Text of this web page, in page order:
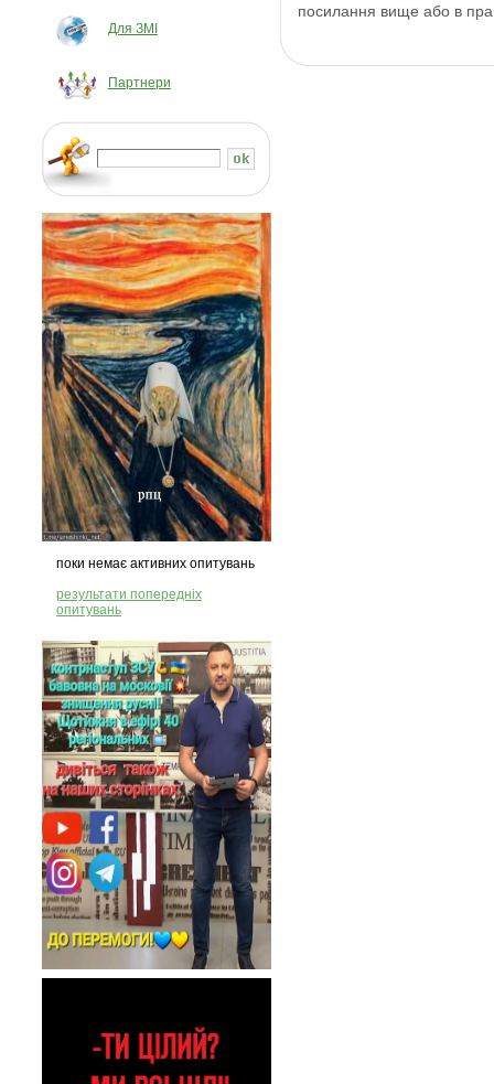
Для ЗМІ
Партнери
поки немає активних опитувань
результати попередніх
опитувань
посилання вище або в